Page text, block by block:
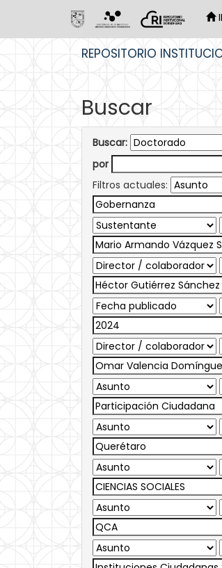
REPOSITORIO
Buscar
Buscar:
por
Filtros actuales: